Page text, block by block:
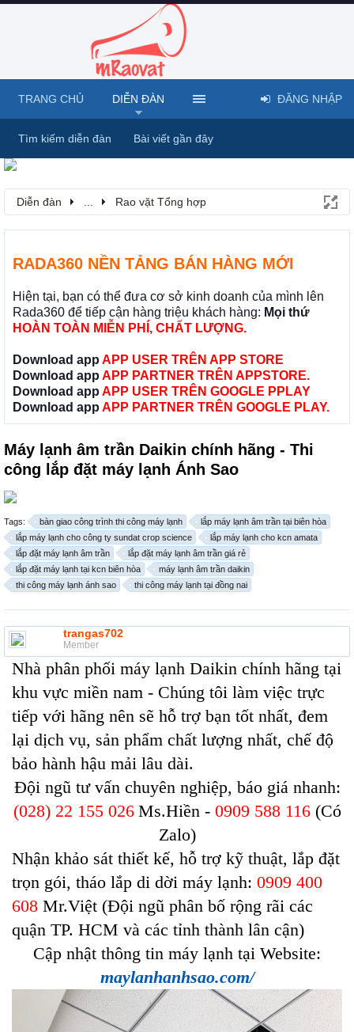
Diễn đàn Rao vặt Tổng hợp
RADA360 NỀN TẢNG BÁN HÀNG MỚI
Hiện tại, bạn có thể đưa cơ sở kinh doanh của mình lên
Rada360 để tiếp cận hàng triệu khách hàng: Mọi thứ
HOÀN TOÀN MIỄN PHÍ, CHẤT LƯỢNG.
Download app APP USER TRÊN APP STORE
Download app APP PARTNER TRÊN APPSTORE.
Download app APP USER TRÊN GOOGLE PPLAY
Download app APP PARTNER TRÊN GOOGLE PLAY.
Máy lạnh âm trần Daikin chính hãng - Thi
công lắp đặt máy lạnh Ánh Sao
Tags: bàn giao công trình thi công máy lạnh
lắp máy lạnh âm trần tại biên hòa
lắp máy lạnh cho công ty sundat crop science
lắp máy lạnh cho kcn amata
lắp đặt máy lạnh âm trần
lắp đặt máy lạnh âm trần giá rẻ
lắp đặt máy lạnh tại kcn biên hòa
máy lạnh âm trần daikin
thi công máy lạnh ánh sao
thi công máy lạnh tại đồng nai
trangas702
Member
Nhà phân phối máy lạnh Daikin chính hãng tại
khu vực miền nam - Chúng tôi làm việc trực
tiếp với hãng nên sẽ hỗ trợ bạn tốt nhất, đem
lại dịch vụ, sản phẩm chất lượng nhất, chế độ
bảo hành hậu mải lâu dài.
Đội ngũ tư vấn chuyên nghiệp, báo giá nhanh:
(028) 22 155 026 Ms.Hiền - 0909 588 116(Có
Zalo)
Nhận khảo sát thiết kế, hỗ trợ kỹ thuật, lắp đặt
trọn gói, tháo lắp di dời máy lạnh: 0909 400
608 Mr.Việt (Đội ngũ phân bố rộng rãi các
quận TP. HCM và các tỉnh thành lân cận)
Cập nhật thông tin máy lạnh tại Website:
maylanhanhsao.com/
TRANG CHỦ DIỄN ĐÀN
Tìm kiếm diễn đàn Bài viết gần đây
ĐĂNG NHẬP